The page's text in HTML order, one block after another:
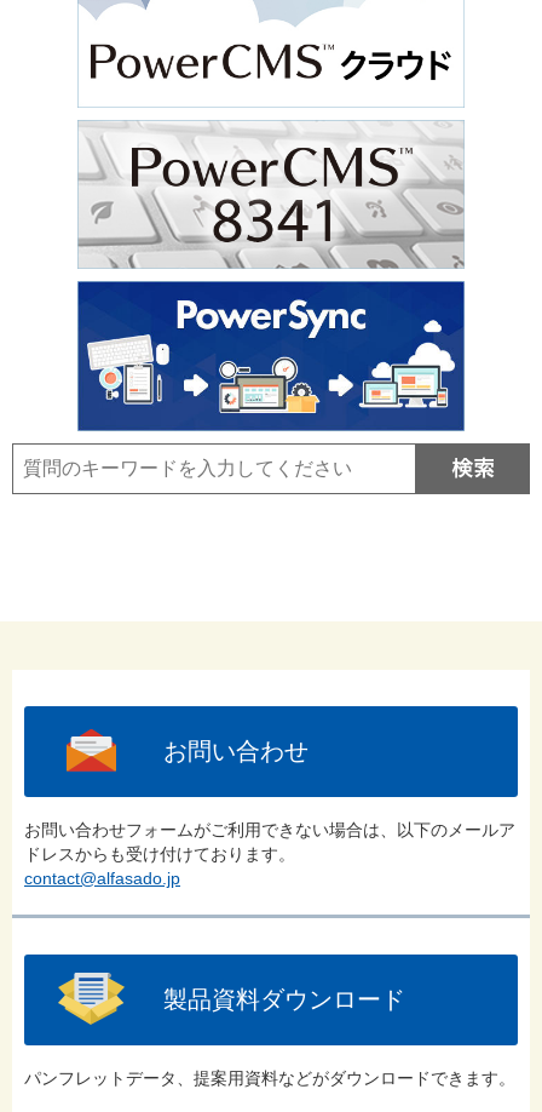
お問い合わせ
お問い合わせフォームがご利用できない場合は、以下のメールア
ドレスからも受け付けております。
contact@alfasado.jp
製品資料ダウンロード
パンフレットデータ、提案用資料などがダウンロードできます。